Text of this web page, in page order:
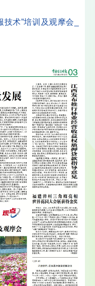
术”培训及观摩会_